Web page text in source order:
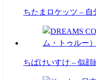
ちたまロケッツ –
ちばけいすけ – 似顔